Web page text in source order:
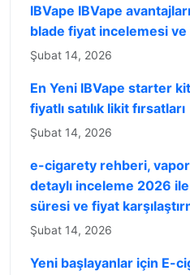
IBVape IBVape
blade fiyat incelemesi
Şubat 14, 2026
En Yeni IBVape starter
fiyatlı satılık likit fırsatları
Şubat 14, 2026
e-cigarety rehberi,
detaylı inceleme 2026
süresi ve fiyat
Şubat 14, 2026
Yeni başlayanlar için E-